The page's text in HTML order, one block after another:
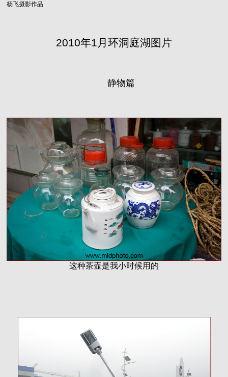
杨飞摄影作品
2010年1月环洞庭湖图片
静物篇
这种茶壶是我小时候用的